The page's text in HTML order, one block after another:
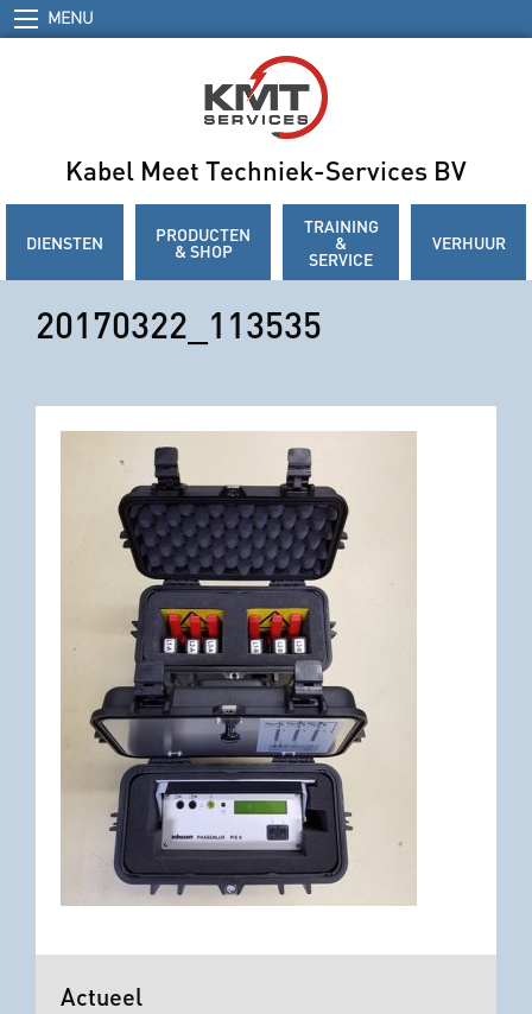
MENU
Kabel Meet Techniek-Services BV
DIENSTEN PRODUCTEN
& SHOP
TRAINING
&
SERVICE
VERHUUR
20170322_113535
Actueel